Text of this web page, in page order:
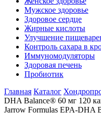
Мужское здоровье
Здоровое сердце
Жирные кислоты
Улучшение
Контроль сахара в
Иммуномодуляторы
Здоровая печень
Пробиотик
Главная Каталог
DHA Balance® 60 мг 120
Jarrow Formulas EPA-DHA